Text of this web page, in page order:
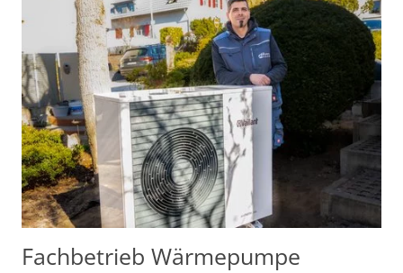
Fachbetrieb Wärmepumpe